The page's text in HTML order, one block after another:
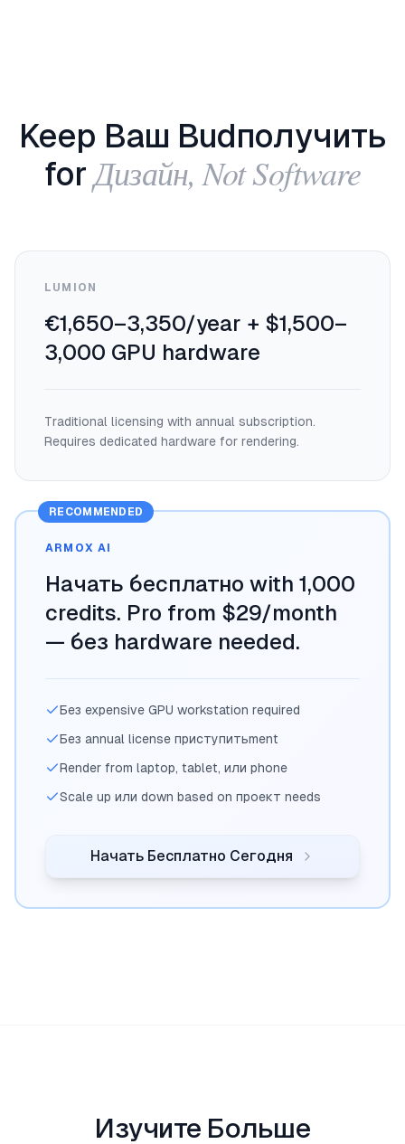
Keep Ваш Budполучить
for Дизайн, Not Software
LUMION
€1,650–3,350/year + $1,500–
3,000 GPU hardware
Traditional licensing with annual subscription.
Requires dedicated hardware for rendering.
RECOMMENDED
ARMOX AI
Начать бесплатно with 1,000
credits. Pro from $29/month
— без hardware needed.
Без expensive GPU workstation required
Без annual license приступитьment
Render from laptop, tablet, или phone
Scale up или down based on проект needs
Начать Бесплатно Сегодня
Изучите Больше